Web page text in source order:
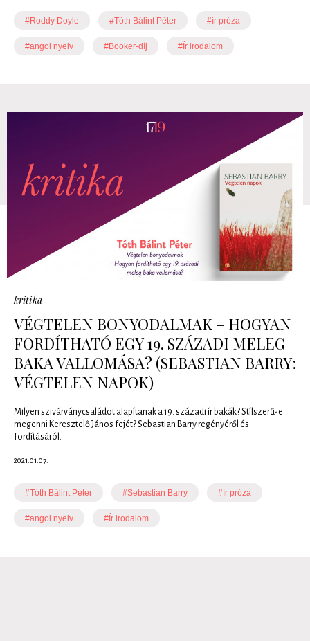
#Roddy Doyle #Tóth Bálint Péter #ír próza
#angol nyelv #Booker-díj #Ír irodalom
kritika
VÉGTELEN BONYODALMAK – HOGYAN
FORDÍTHATÓ EGY 19. SZÁZADI MELEG
BAKA VALLOMÁSA? (SEBASTIAN BARRY:
VÉGTELEN NAPOK)
Milyen szivárványcsaládot alapítanak a 19. századi ír bakák? Stílszerű-e
megenni Keresztelő János fejét? Sebastian Barry regényéről és
fordításáról.
2021.01.07.
#Tóth Bálint Péter #Sebastian Barry #ír próza
#angol nyelv #Ír irodalom